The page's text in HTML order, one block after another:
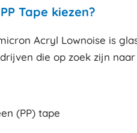
Tape kiezen?
Acryl Lownoise is
die op zoek zijn
(PP) tape